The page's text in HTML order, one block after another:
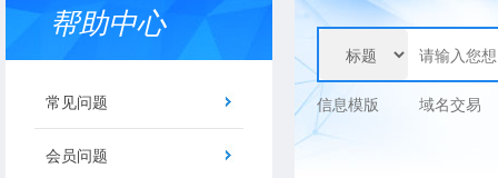
帮助中心
常见问题
会员问题
信息模版 域名交易